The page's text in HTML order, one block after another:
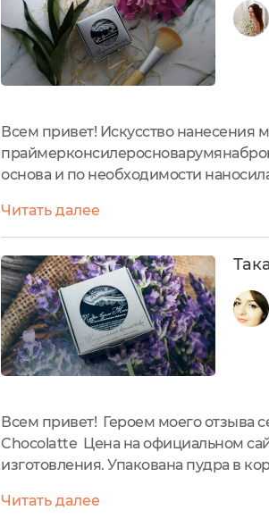
Всем привет! Искусство нанесения
основа и по необходимости
отзыве пойдет Пудре-вуали МАГИЯ...
Читать далее
Всем привет! Героем моего отзыва
Chocolatte Цена на официальном
изготовления. Упакована пудра в
коробочку И видим внутри
Читать далее